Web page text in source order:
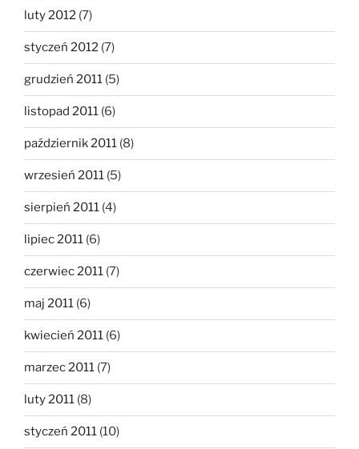
luty 2012 (7)
styczeń 2012 (7)
grudzień 2011 (5)
listopad 2011 (6)
październik 2011 (8)
wrzesień 2011 (5)
sierpień 2011 (4)
lipiec 2011 (6)
czerwiec 2011 (7)
maj 2011 (6)
kwiecień 2011 (6)
marzec 2011 (7)
luty 2011 (8)
styczeń 2011 (10)